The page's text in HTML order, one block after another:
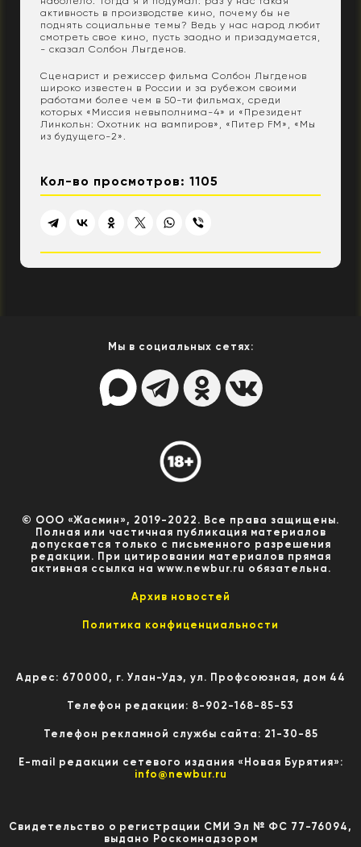
активность в производстве кино, почему бы не
поднять социальные темы? Ведь у нас народ любит
смотреть свое кино, пусть заодно и призадумается,
- сказал Солбон Лыгденов.
Сценарист и режиссер фильма Солбон Лыгденов
широко известен в России и за рубежом своими
работами более чем в 50-ти фильмах, среди
которых «Миссия невыполнима-4» и «Президент
Линкольн: Охотник на вампиров», «Питер FM», «Мы
из будущего-2».
Кол-во просмотров: 1105
Мы в социальных сетях:
© ООО «Жасмин», 2019-2022. Все права защищены.
Полная или частичная публикация материалов
допускается только с письменного разрешения
редакции. При цитировании материалов прямая
активная ссылка на www.newbur.ru обязательна.
Архив новостей
Политика конфиценциальности
Адрес: 670000, г. Улан-Удэ, ул. Профсоюзная, дом 44
Телефон редакции: 8-902-168-85-53
Телефон рекламной службы сайта: 21-30-85
E-mail редакции сетевого издания «Новая Бурятия»:
info@newbur.ru
Свидетельство о регистрации СМИ Эл № ФС 77-76094,
выдано Роскомнадзором